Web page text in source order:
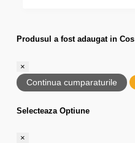
Produsul a fost adaugat in Cos
×
Continua cumparaturile
Selecteaza Optiune
×